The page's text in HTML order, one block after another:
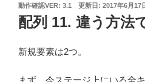
動作確認VER: 3.1 更新日: 投
稿
日:
2017年6月17
配列 11. 違う方法
新規要素は2つ。
まず、今ステージ上にいる全